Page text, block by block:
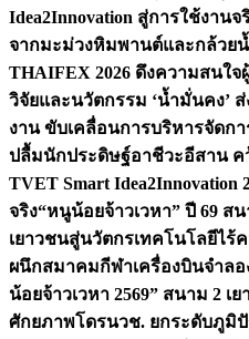
Idea2Innovation สู่การใช้งานจ
จากมะม่วงหิมพานต์และกล้วย
THAIFEX 2026 ดึงความสนใจ
วิจัยและนวัตกรรม ‘น้ำมั่นคง’
งาน ขับเคลื่อนการบริหารจัดก
ปลื้มนักประดิษฐ์อาชีวะอีสาน ค
TVET Smart
จริง“หนูน้อยจ้าวเวหา” ปี 69 ส
เยาวชนสู่นวัตกรเทคโนโลยีไ
ผนึกสมาคมกีฬาเครื่องบินจำลอ
น้อยจ้าวเวหา 2569” สนาม 2 เ
ศักยภาพโดรนวช. ยกระดับภูมิ